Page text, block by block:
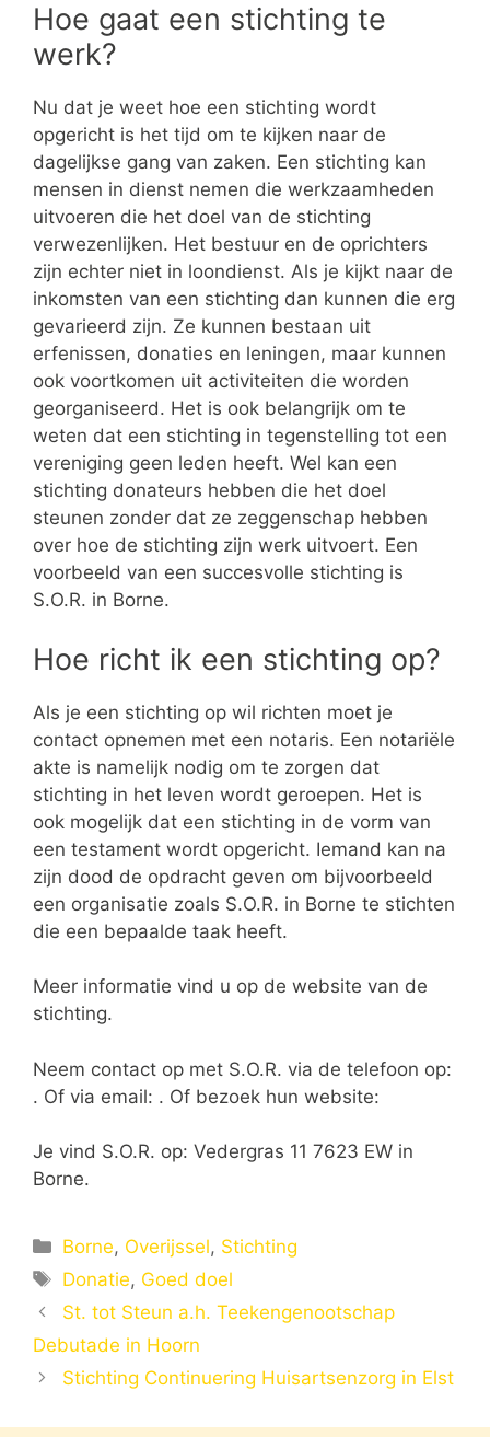
Hoe gaat een stichting te
werk?
Nu dat je weet hoe een stichting wordt
opgericht is het tijd om te kijken naar de
dagelijkse gang van zaken. Een stichting kan
mensen in dienst nemen die werkzaamheden
uitvoeren die het doel van de stichting
verwezenlijken. Het bestuur en de oprichters
zijn echter niet in loondienst. Als je kijkt naar de
inkomsten van een stichting dan kunnen die erg
gevarieerd zijn. Ze kunnen bestaan uit
erfenissen, donaties en leningen, maar kunnen
ook voortkomen uit activiteiten die worden
georganiseerd. Het is ook belangrijk om te
weten dat een stichting in tegenstelling tot een
vereniging geen leden heeft. Wel kan een
stichting donateurs hebben die het doel
steunen zonder dat ze zeggenschap hebben
over hoe de stichting zijn werk uitvoert. Een
voorbeeld van een succesvolle stichting is
S.O.R. in Borne.
Hoe richt ik een stichting op?
Als je een stichting op wil richten moet je
contact opnemen met een notaris. Een notariële
akte is namelijk nodig om te zorgen dat
stichting in het leven wordt geroepen. Het is
ook mogelijk dat een stichting in de vorm van
een testament wordt opgericht. Iemand kan na
zijn dood de opdracht geven om bijvoorbeeld
een organisatie zoals S.O.R. in Borne te stichten
die een bepaalde taak heeft.
Meer informatie vind u op de website van de
stichting.
Neem contact op met S.O.R. via de telefoon op:
. Of via email: . Of bezoek hun website:
Je vind S.O.R. op: Vedergras 11 7623 EW in
Borne.
Categorieën
Borne, Overijssel, Stichting
Tags
Donatie, Goed doel
St. tot Steun a.h. Teekengenootschap
Debutade in Hoorn
Stichting Continuering Huisartsenzorg in Elst